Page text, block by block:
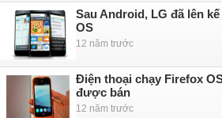
Sau Android, LG đã lên
OS
12 năm trước
Điện thoại chạy Firefox
được bán
12 năm trước